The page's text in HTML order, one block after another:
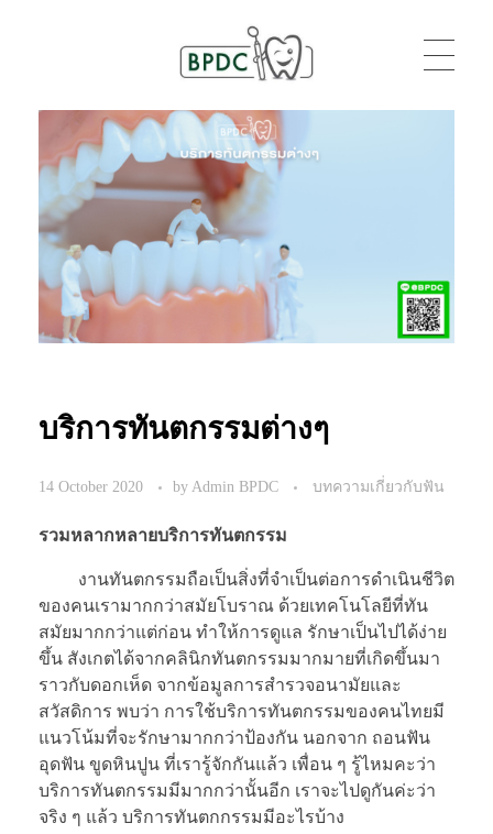
BPDC
บริการทันตกรรมต่างๆ
14 October 2020 byAdmin BPDC บทความเกี่ยวกับฟัน
รวมหลากหลายบริการทันตกรรม
งานทันตกรรมถือเป็นสิ่งที่จำเป็นต่อการดำเนินชีวิต
ของคนเรามากกว่าสมัยโบราณ ด้วยเทคโนโลยีที่ทัน
สมัยมากกว่าแต่ก่อน ทำให้การดูแล รักษาเป็นไปได้ง่าย
ขึ้น สังเกตได้จากคลินิกทันตกรรมมากมายที่เกิดขึ้นมา
ราวกับดอกเห็ด จากข้อมูลการสำรวจอนามัยและ
สวัสดิการ พบว่า การใช้บริการทันตกรรมของคนไทยมี
แนวโน้มที่จะรักษามากกว่าป้องกัน นอกจาก ถอนฟัน
อุดฟัน ขูดหินปูน ที่เรารู้จักกันแล้ว เพื่อน ๆ รู้ไหมคะว่า
บริการทันตกรรมมีมากกว่านั้นอีก เราจะไปดูกันค่ะว่า
จริง ๆ แล้ว บริการทันตกกรรมมีอะไรบ้าง